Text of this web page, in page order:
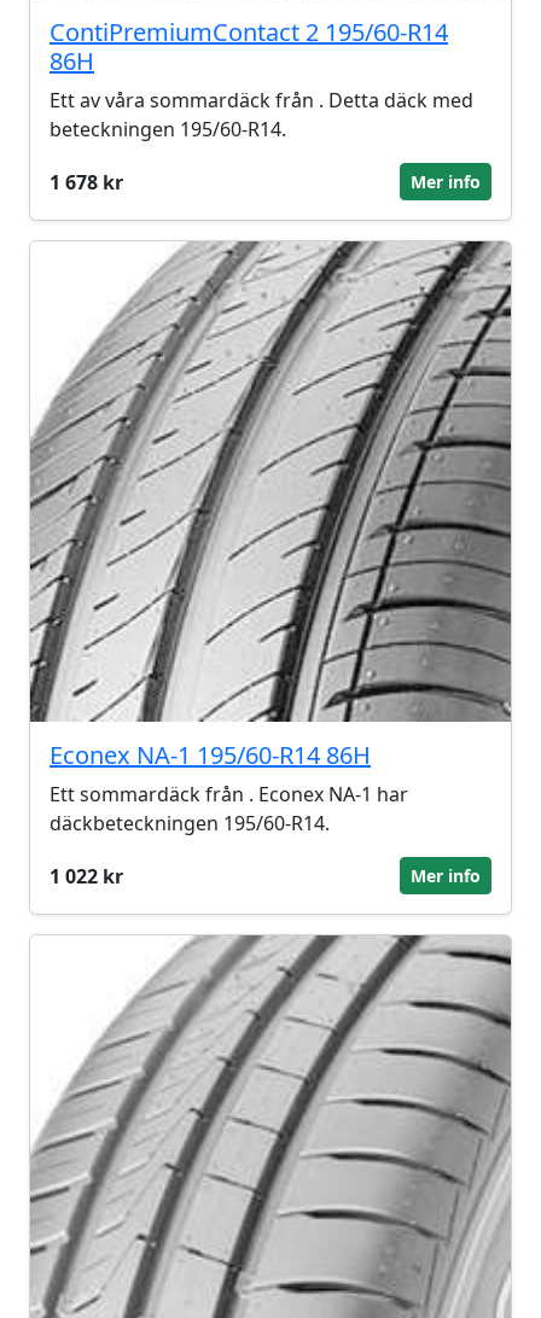
ContiPremiumContact 2 195/60-R14
86H
Ett av våra sommardäck från . Detta däck med
beteckningen 195/60-R14.
1 678 kr
Mer info
Econex NA-1 195/60-R14 86H
Ett sommardäck från . Econex NA-1 har
däckbeteckningen 195/60-R14.
1 022 kr
Mer info